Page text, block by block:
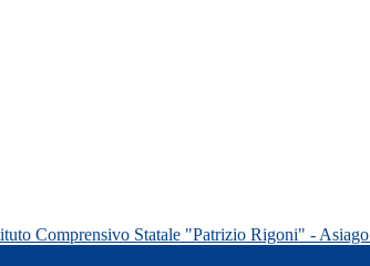
Comprensivo Statale "Patrizio Rigoni" - Asiago